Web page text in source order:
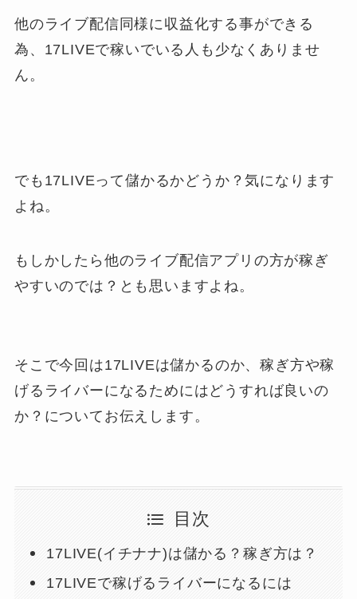
他のライブ配信同様に収益化する事ができる
為、17LIVEで稼いでいる人も少なくありませ
ん。
でも17LIVEって儲かるかどうか？気になります
よね。
もしかしたら他のライブ配信アプリの方が稼ぎ
やすいのでは？とも思いますよね。
そこで今回は17LIVEは儲かるのか、稼ぎ方や稼
げるライバーになるためにはどうすれば良いの
か？についてお伝えします。
目次
17LIVE(イチナナ)は儲かる？稼ぎ方は？
17LIVEで稼げるライバーになるには